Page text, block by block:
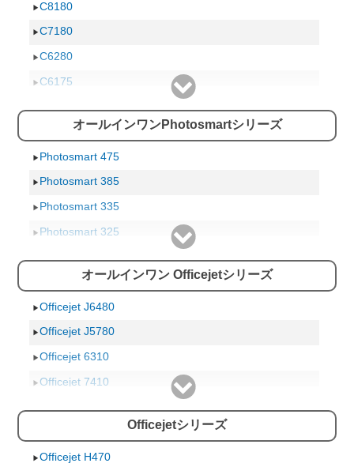
C8180
C7180
C6280
C6175
3310
3210a
3210
C5280
C4486
C4490
C4380
C4275
2575a
オールインワンPhotosmartシリーズ
Photosmart 475
Photosmart 385
Photosmart 335
Photosmart 325
Photosmart 8753
Photosmart D7360
Photosmart D7160
Photosmart 8230
Photosmart D5360
Photosmart 7550
オールインワン Officejetシリーズ
Officejet J6480
Officejet J5780
Officejet 6310
Officejet 7410
Officejet 6150
Officejetシリーズ
Officejet H470